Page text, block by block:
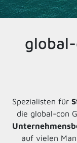
Spezialisten für
die global-con
auf vielen